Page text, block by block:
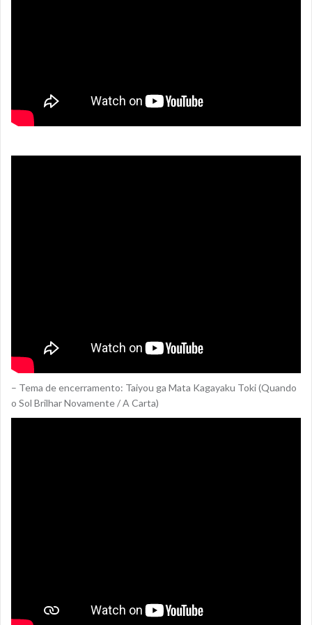
– Tema de encerramento: Taiyou ga Mata Kagayaku Toki (Quando
o Sol Brilhar Novamente / A Carta)